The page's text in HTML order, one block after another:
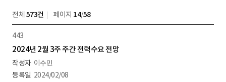
전체 573건 페이지 14/58
443
2024년 2월 3주 주간 전력수요 전망
이수민
2024/02/08